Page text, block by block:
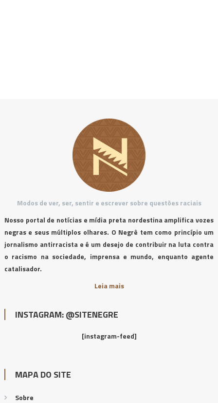
Modos de ver, ser, sentir e escrever sobre questões raciais
Nosso portal de notícias e mídia preta nordestina amplifica vozes
negras e seus múltiplos olhares. O Negrê tem como princípio um
jornalismo antirracista e é um desejo de contribuir na luta contra
o racismo na sociedade, imprensa e mundo, enquanto agente
catalisador.
Leia mais
INSTAGRAM: @SITENEGRE
[instagram-feed]
MAPA DO SITE
Sobre